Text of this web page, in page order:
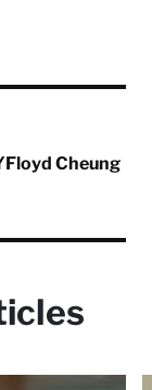
Floyd Cheung